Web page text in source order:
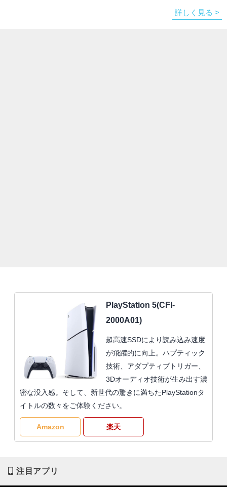
詳しく見る >
PlayStation 5(CFI-
2000A01)
超高速SSDにより読み込み速度
が飛躍的に向上。ハプティック
技術、アダプティブトリガー、
3Dオーディオ技術が生み出す濃
密な没入感。そして、新世代の驚きに満ちたPlayStationタ
イトルの数々をご体験ください。
Amazon 楽天
注目アプリ